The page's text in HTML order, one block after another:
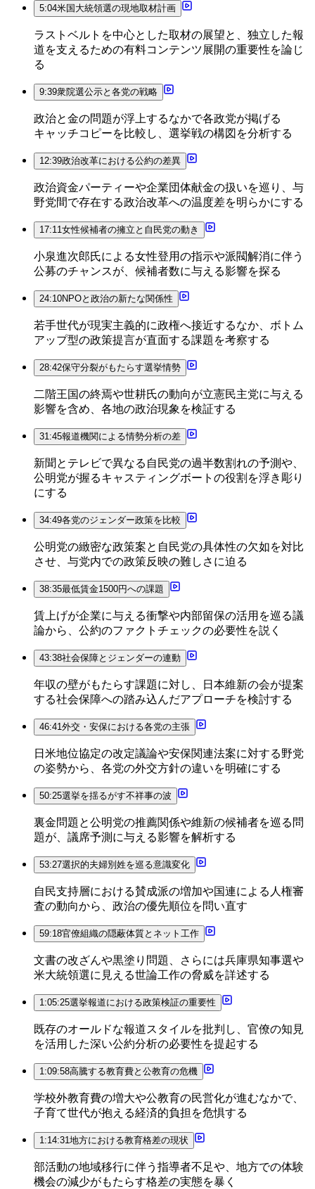
5:04米国大統領選の現地取材計画
ラストベルトを中心とした取材の展望と、独立した報
道を支えるための有料コンテンツ展開の重要性を論じ
る
9:39衆院選公示と各党の戦略
政治と金の問題が浮上するなかで各政党が掲げる
キャッチコピーを比較し、選挙戦の構図を分析する
12:39政治改革における公約の差異
政治資金パーティーや企業団体献金の扱いを巡り、与
野党間で存在する政治改革への温度差を明らかにする
17:11女性候補者の擁立と自民党の動き
小泉進次郎氏による女性登用の指示や派閥解消に伴う
公募のチャンスが、候補者数に与える影響を探る
24:10NPOと政治の新たな関係性
若手世代が現実主義的に政権へ接近するなか、ボトム
アップ型の政策提言が直面する課題を考察する
28:42保守分裂がもたらす選挙情勢
二階王国の終焉や世耕氏の動向が立憲民主党に与える
影響を含め、各地の政治現象を検証する
31:45報道機関による情勢分析の差
新聞とテレビで異なる自民党の過半数割れの予測や、
公明党が握るキャスティングボートの役割を浮き彫り
にする
34:49各党のジェンダー政策を比較
公明党の緻密な政策案と自民党の具体性の欠如を対比
させ、与党内での政策反映の難しさに迫る
38:35最低賃金1500円への課題
賃上げが企業に与える衝撃や内部留保の活用を巡る議
論から、公約のファクトチェックの必要性を説く
43:38社会保障とジェンダーの連動
年収の壁がもたらす課題に対し、日本維新の会が提案
する社会保障への踏み込んだアプローチを検討する
46:41外交・安保における各党の主張
日米地位協定の改定議論や安保関連法案に対する野党
の姿勢から、各党の外交方針の違いを明確にする
50:25選挙を揺るがす不祥事の波
裏金問題と公明党の推薦関係や維新の候補者を巡る問
題が、議席予測に与える影響を解析する
53:27選択的夫婦別姓を巡る意識変化
自民支持層における賛成派の増加や国連による人権審
査の動向から、政治の優先順位を問い直す
59:18官僚組織の隠蔽体質とネット工作
文書の改ざんや黒塗り問題、さらには兵庫県知事選や
米大統領選に見える世論工作の脅威を詳述する
1:05:25選挙報道における政策検証の重要性
既存のオールドな報道スタイルを批判し、官僚の知見
を活用した深い公約分析の必要性を提起する
1:09:58高騰する教育費と公教育の危機
学校外教育費の増大や公教育の民営化が進むなかで、
子育て世代が抱える経済的負担を危惧する
1:14:31地方における教育格差の現状
部活動の地域移行に伴う指導者不足や、地方での体験
機会の減少がもたらす格差の実態を暴く